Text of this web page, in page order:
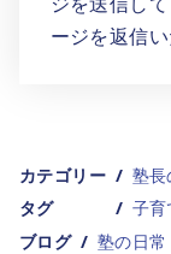
ージを返信い
カテゴリー
塾
タグ
子育
ブログ
塾の日常